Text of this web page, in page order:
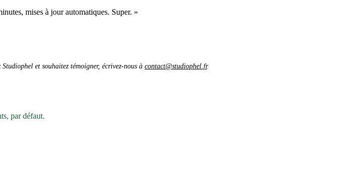
mises à jour automatiques. Super. »
et souhaitez témoigner, écrivez-nous à contact@studiophel.fr.
par défaut.